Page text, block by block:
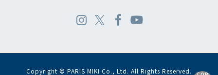
Copyright © PARIS MIKI Co., Ltd. All Rights Reserved.